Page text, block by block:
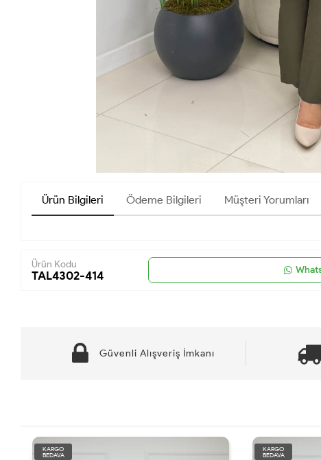
Ürün Bilgileri Ödeme Bilgileri Müşteri Yorumları
Ürün Kodu
TAL4302-414
Güvenli Alışveriş İmkanı
KARGO
BEDAVA
KARGO
BEDAVA